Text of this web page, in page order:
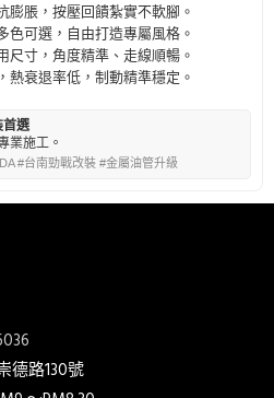
膨脹，按壓回饋紮實不軟腳。
色可選，自由打造專屬風格。
尺寸，角度精準、走線順暢。
熱衰退率低，制動精準穩定。
首選
業施工。
#台南勁戰改裝 #金屬油管升級
德路130號